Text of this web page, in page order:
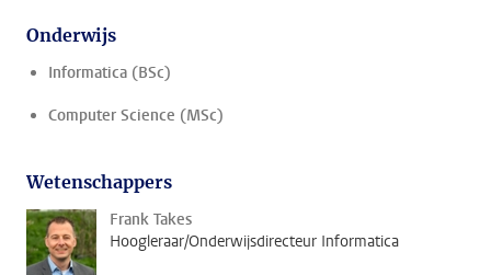
Onderwijs
Informatica (BSc)
Computer Science (MSc)
Wetenschappers
Frank Takes
Hoogleraar/Onderwijsdirecteur Informatica